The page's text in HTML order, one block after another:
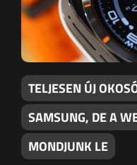
TELJESEN ÚJ
SAMSUNG, DE A
MONDJUNK LE